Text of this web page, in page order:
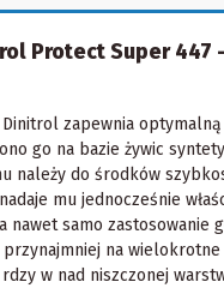
Protect Super 447
zapewnia
go na bazie żywic
należy do środków
mu jednocześnie
nawet samo zastosowanie
na wielokrotne
w nad niszczonej